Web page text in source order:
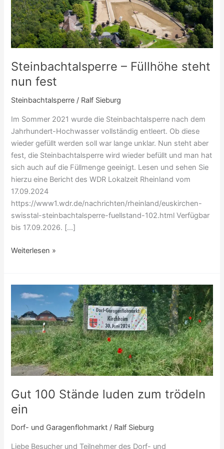
Steinbachtalsperre – Füllhöhe steht
nun fest
Steinbachtalsperre / Ralf Sieburg
Im Sommer 2021 wurde die Steinbachtalsperre nach dem
Jahrhundert-Hochwasser vollständig entleert. Ob diese
wieder gefüllt werden soll war lange unklar. Nun steht aber
fest, die Steinbachtalsperre wird wieder befüllt und man hat
sich auch auf die Füllmenge geeinigt. Lesen und sehen Sie
hierzu eine Bericht des WDR Lokalzeit Rheinland vom
17.09.2024
https://www1.wdr.de/nachrichten/rheinland/euskirchen-
swisstal-steinbachtalsperre-fuellstand-102.html Verfügbar
bis 17.09.2026. […]
Weiterlesen »
Gut 100 Stände luden zum trödeln
ein
Dorf- und Garagenflohmarkt / Ralf Sieburg
Liebe Besucher und Teilnehmer des Dorf- und
Stände
luden
zum
trödeln
ein